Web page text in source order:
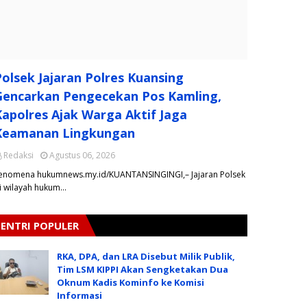
Jajaran Polres Kuansing
Pengecekan Pos Kamling,
Ajak Warga Aktif Jaga
Lingkungan
Redaksi
Agustus 06, 2026
hukumnews.my.id/KUANTANSINGINGI,– Jajaran Polsek
wilayah hukum…
ENTRI POPULER
RKA, DPA, dan LRA Disebut Milik Publik,
Tim LSM KIPPI Akan Sengketakan Dua
Oknum Kadis Kominfo ke Komisi
Informasi